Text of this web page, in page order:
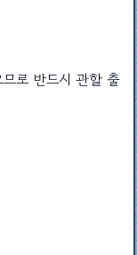
로 반드시 관할 출